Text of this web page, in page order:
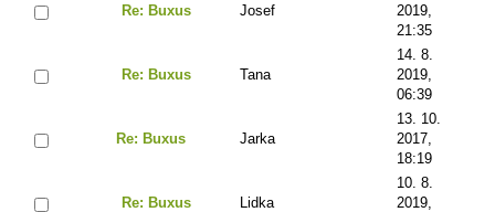
Re: Buxus Josef
2019,
21:35
Re: Buxus Tana
14. 8.
2019,
06:39
Re: Buxus Jarka
13. 10.
2017,
18:19
Re: Buxus Lidka
10. 8.
2019,